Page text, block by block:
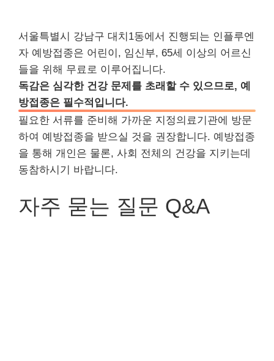
서울특별시 강남구 대치1동에서 진행되는 인플루엔
자 예방접종은 어린이, 임신부, 65세 이상의 어르신
들을 위해 무료로 이루어집니다.
독감은 심각한 건강 문제를 초래할 수 있으므로, 예
방접종은 필수적입니다.
필요한 서류를 준비해 가까운 지정의료기관에 방문
하여 예방접종을 받으실 것을 권장합니다. 예방접종
을 통해 개인은 물론, 사회 전체의 건강을 지키는데
동참하시기 바랍니다.
자주 묻는 질문 Q&A